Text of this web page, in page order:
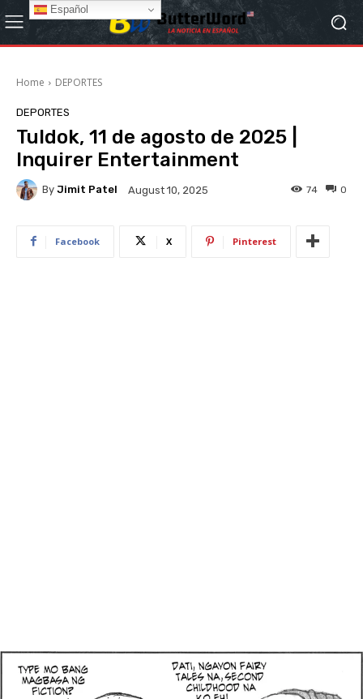
Home DEPORTES
DEPORTES
Tuldok, 11 de agosto de 2025 |
Inquirer Entertainment
By Jimit Patel August 10, 2025 0
74
Facebook X Pinterest
Español